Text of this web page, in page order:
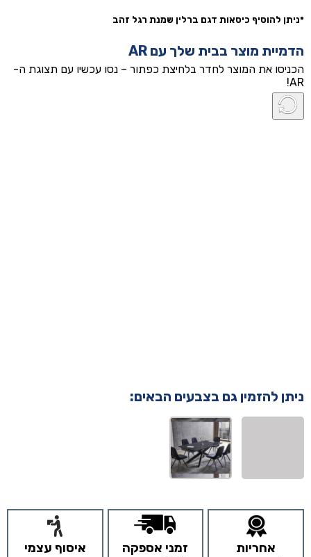
*ניתן להוסיף כיסאות דגם ברלין שמנת רגל זהב
הדמיית מוצר בבית שלך עם AR
הכניסו את המוצר לחדר בלחיצת כפתור – נסו עכשיו עם תצוגת ה-
AR!
ניתן להזמין גם בצבעים הבאים:
אחריות זמני אספקה איסוף עצמי